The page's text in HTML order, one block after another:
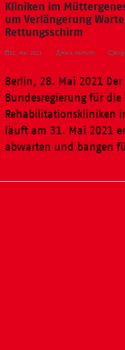
Kliniken im
um Verlängerung
Rettungsschirm
31. Mai 2021 Maik Herfurth
Berlin, 28. Mai 2021
Bundesregierung für die
Rehabilitationskliniken
läuft am 31. Mai 2021
abwarten und bangen